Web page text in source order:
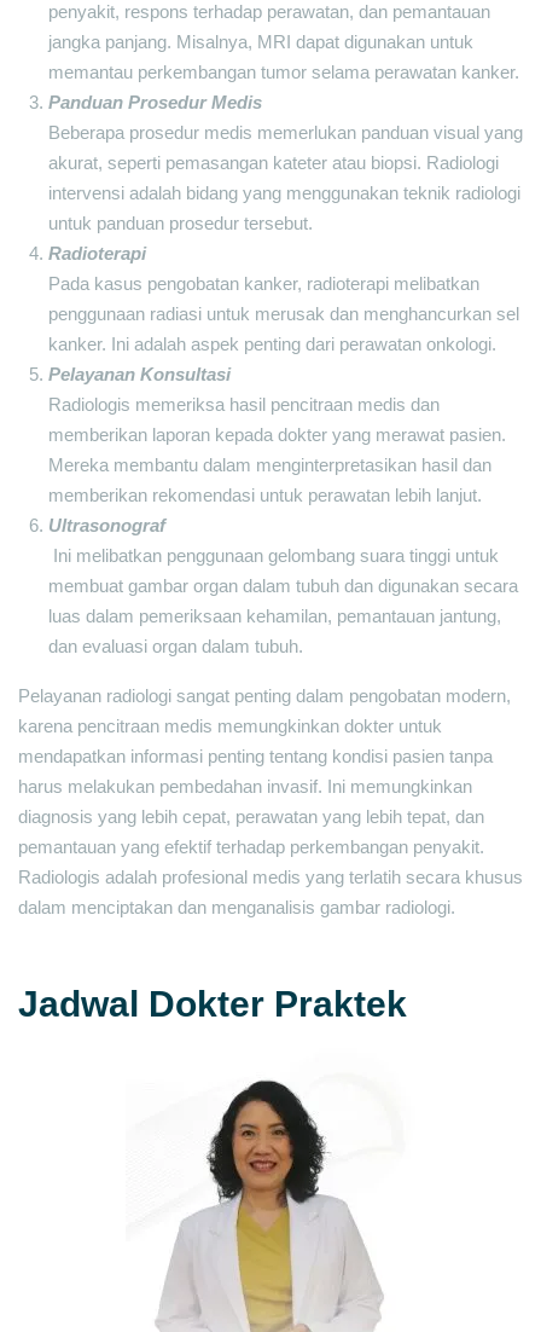
penyakit, respons terhadap perawatan, dan pemantauan
jangka panjang. Misalnya, MRI dapat digunakan untuk
memantau perkembangan tumor selama perawatan kanker.
Panduan Prosedur Medis
Beberapa prosedur medis memerlukan panduan visual yang
akurat, seperti pemasangan kateter atau biopsi. Radiologi
intervensi adalah bidang yang menggunakan teknik radiologi
untuk panduan prosedur tersebut.
Radioterapi
Pada kasus pengobatan kanker, radioterapi melibatkan
penggunaan radiasi untuk merusak dan menghancurkan sel
kanker. Ini adalah aspek penting dari perawatan onkologi.
Pelayanan Konsultasi
Radiologis memeriksa hasil pencitraan medis dan
memberikan laporan kepada dokter yang merawat pasien.
Mereka membantu dalam menginterpretasikan hasil dan
memberikan rekomendasi untuk perawatan lebih lanjut.
Ultrasonograf
Ini melibatkan penggunaan gelombang suara tinggi untuk
membuat gambar organ dalam tubuh dan digunakan secara
luas dalam pemeriksaan kehamilan, pemantauan jantung,
dan evaluasi organ dalam tubuh.
Pelayanan radiologi sangat penting dalam pengobatan modern,
karena pencitraan medis memungkinkan dokter untuk
mendapatkan informasi penting tentang kondisi pasien tanpa
harus melakukan pembedahan invasif. Ini memungkinkan
diagnosis yang lebih cepat, perawatan yang lebih tepat, dan
pemantauan yang efektif terhadap perkembangan penyakit.
Radiologis adalah profesional medis yang terlatih secara khusus
dalam menciptakan dan menganalisis gambar radiologi.
Jadwal Dokter Praktek